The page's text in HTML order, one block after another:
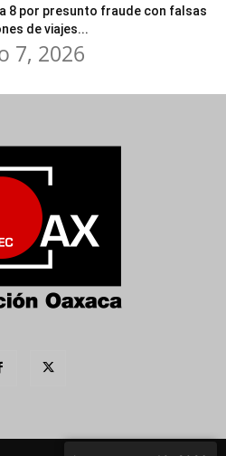
8 por presunto fraude con falsas
de viajes...
7, 2026